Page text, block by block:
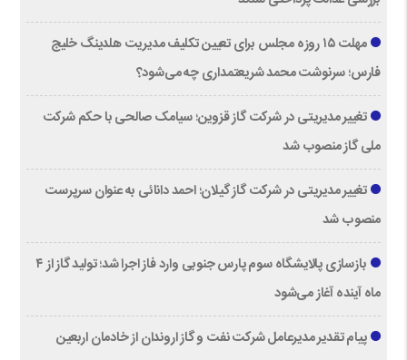
مهلت ۱۵ روزه مجلس برای تعیین تکلیف مدیریت هلدینگ خلیج
فارس؛ سرنوشت محمد شریعتمداری چه می‌شود؟
تغییر مدیریتی در شرکت گاز قزوین؛ سیامک صالحی با حکم شرکت
ملی گاز منصوب شد
تغییر مدیریتی در شرکت گاز گیلان؛ احمد دانائی به عنوان سرپرست
منصوب شد
بازسازی پالایشگاه سوم پارس جنوبی وارد فاز اجرا شد؛ تولید گاز از ۴
ماه آینده آغاز می‌شود
پیام تقدیر مدیرعامل شركت نفت و گاز اروندان از خادمان اربعین